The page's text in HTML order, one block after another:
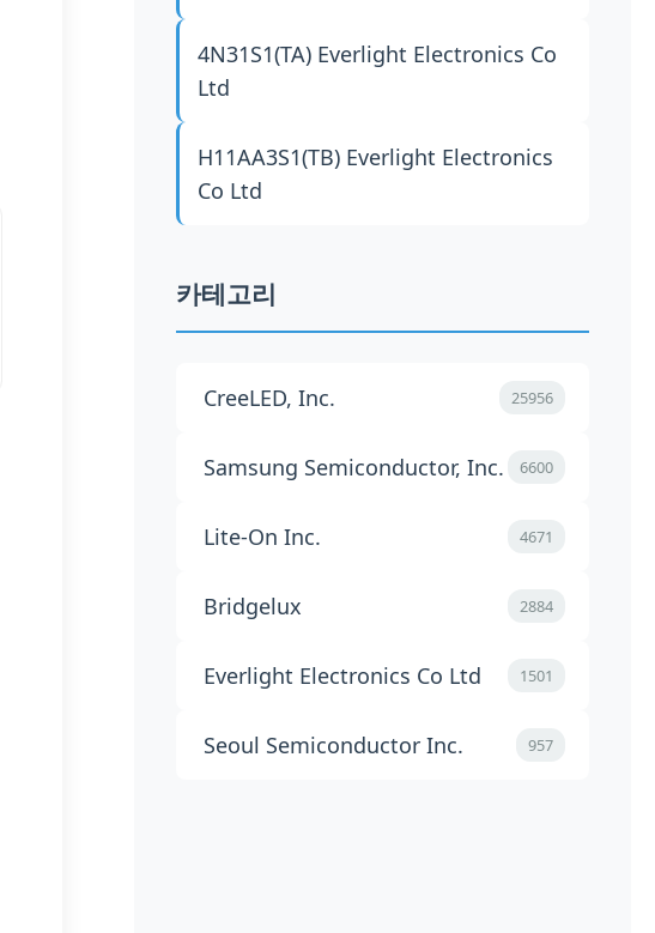
4N31S1(TA) Everlight Electronics Co
Ltd
H11AA3S1(TB) Everlight Electronics
Co Ltd
카테고리
CreeLED, Inc. 25956
Samsung Semiconductor, Inc. 6600
Lite-On Inc. 4671
Bridgelux 2884
Everlight Electronics Co Ltd 1501
Seoul Semiconductor Inc. 957